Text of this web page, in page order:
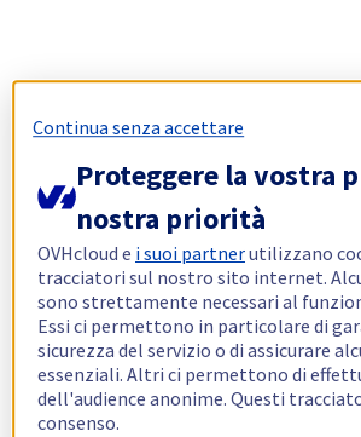
Continua senza accettare
Proteggere la vostra
nostra priorità
OVHcloud e i suoi partnerutilizzano
tracciatori sul nostro sito internet.
sono strettamente necessari al
Essi ci permettono in particolare di
sicurezza del servizio o di assicurare
essenziali. Altri ci permettono di
dell'audience anonime. Questi
consenso.